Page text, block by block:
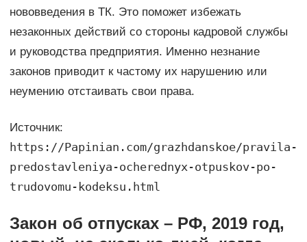
нововведения в ТК. Это поможет избежать
незаконных действий со стороны кадровой службы
и руководства предприятия. Именно незнание
законов приводит к частому их нарушению или
неумению отстаивать свои права.
Источник:
https://Papinian.com/grazhdanskoe/pravila-
predostavleniya-ocherednyx-otpuskov-po-
trudovomu-kodeksu.html
Закон об отпусках – РФ, 2019 год,